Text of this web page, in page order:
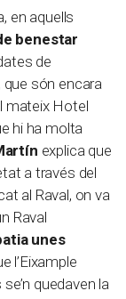
en aquells
benestar
de
són encara
mateix Hotel
hi ha molta
explica que
a través del
al Raval, on va
Raval
unes
l’Eixample
quedaven la